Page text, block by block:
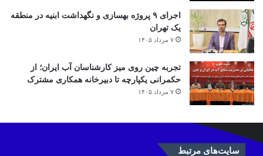
اجرای ۹ پروژه بهسازی و نگهداشت ابنیه در منطقه
یک تهران
۷ مرداد ۱۴۰۵
تجربه چین روی میز کارشناسان آب ایران؛ از
حکمرانی یکپارچه تا دبیرخانه همکاری مشترک
۷ مرداد ۱۴۰۵
سایت‌های مرتبط